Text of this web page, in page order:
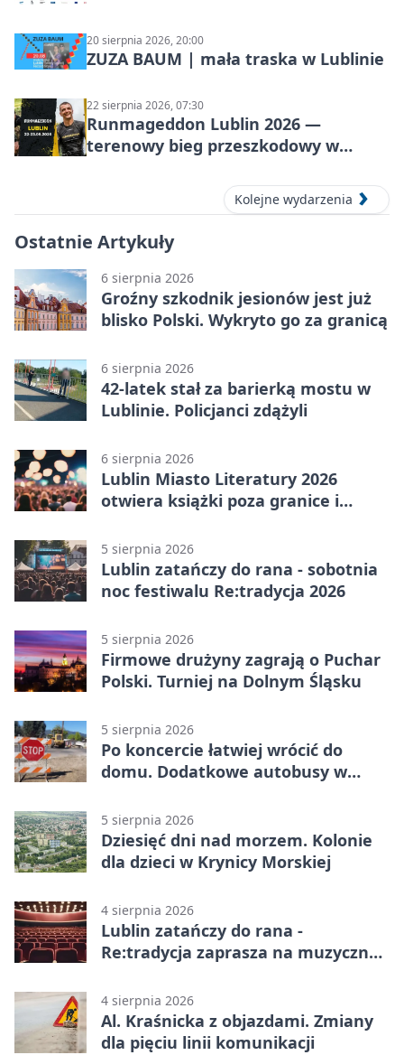
20 sierpnia 2026, 20:00
ZUZA BAUM | mała traska w Lublinie
22 sierpnia 2026, 07:30
Runmageddon Lublin 2026 —
terenowy bieg przeszkodowy w
Kolejne wydarzenia
Ostatnie Artykuły
6 sierpnia 2026
Groźny szkodnik jesionów jest już
blisko Polski. Wykryto go za granicą
6 sierpnia 2026
42-latek stał za barierką mostu w
Lublinie. Policjanci zdążyli
6 sierpnia 2026
Lublin Miasto Literatury 2026
otwiera książki poza granice i
5 sierpnia 2026
Lublin zatańczy do rana - sobotnia
noc festiwalu Re:tradycja 2026
5 sierpnia 2026
Firmowe drużyny zagrają o Puchar
Polski. Turniej na Dolnym Śląsku
5 sierpnia 2026
Po koncercie łatwiej wrócić do
domu. Dodatkowe autobusy w
5 sierpnia 2026
Dziesięć dni nad morzem. Kolonie
dla dzieci w Krynicy Morskiej
4 sierpnia 2026
Lublin zatańczy do rana -
Re:tradycja zaprasza na muzyczną
4 sierpnia 2026
Al. Kraśnicka z objazdami. Zmiany
dla pięciu linii komunikacji